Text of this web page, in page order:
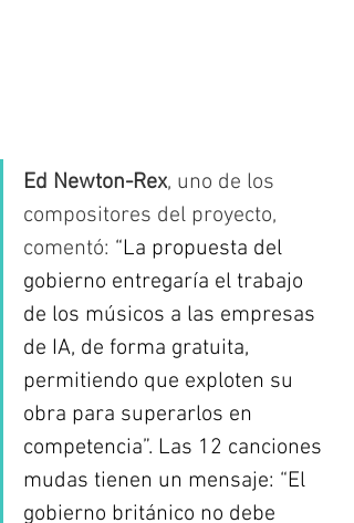
Ed Newton-Rex, uno de los
compositores del proyecto,
comentó: “La propuesta del
gobierno entregaría el trabajo
de los músicos a las empresas
de IA, de forma gratuita,
permitiendo que exploten su
obra para superarlos en
competencia”. Las 12 canciones
mudas tienen un mensaje: “El
gobierno británico no debe